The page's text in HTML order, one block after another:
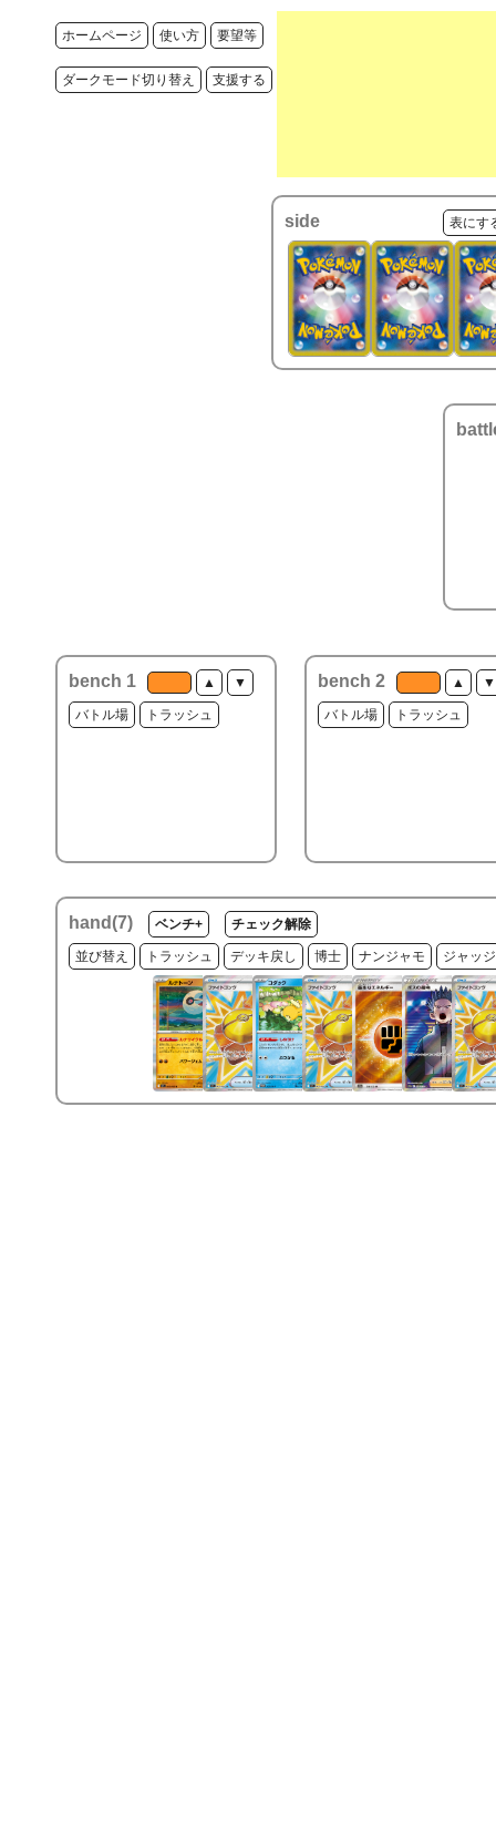
ホームページ 使い方 要望等
ダークモード切り替え 支援する
side 表にす
bench 1 ▲ ▼
バトル場 トラッシュ
bench 2 ▲ ▼
バトル場 トラッシュ
hand(7) ベンチ+ チェック解除
並び替え トラッシュ デッキ戻し 博士 ナンジャモ ジャッ